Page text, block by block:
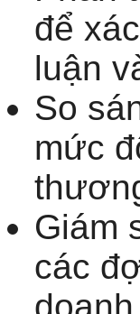
để
luận
So
mức
Giám
các